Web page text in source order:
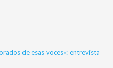
de esas voces»: entrevista